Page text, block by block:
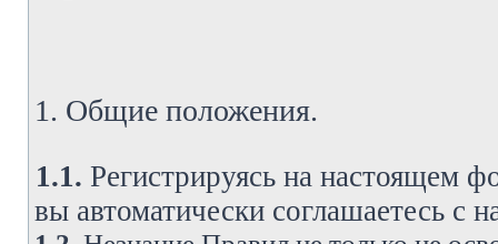
1. Общие положения.
1.1. Регистрируясь на настоящем
вы автоматически соглашаетесь